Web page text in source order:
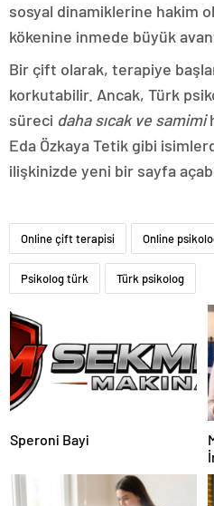
sosyal dinamiklerine hakim
kökenine inmede büyük
Bir çift olarak, terapiye
korkutabilir. Ancak, Türk
süreci daha sıcak ve samimi
Eda Özkaya Tetik gibi
ilişkinizde yeni bir sayfa
Online çift terapisi Online
Psikolog türk Türk psikolog
Speroni Bayi